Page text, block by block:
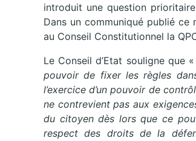
introduit une question
Dans un communiqué publié ce
au Conseil Constitutionnel la
Le Conseil d’Etat souligne que
pouvoir de fixer les règles
l’exercice d’un pouvoir de
ne contrevient pas aux
du citoyen dès lors que ce
respect des droits de la